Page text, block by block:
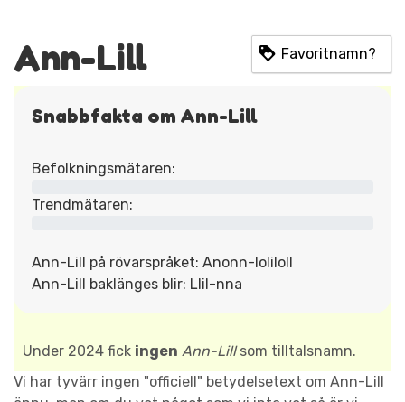
Ann-Lill Favoritnamn?
Snabbfakta om Ann-Lill
Befolkningsmätaren:
Trendmätaren:
Ann-Lill på rövarspråket: Anonn-loliloll
Ann-Lill baklänges blir: Llil-nna
Under 2024 fick ingen Ann-Lillsom tilltalsnamn.
Vi har tyvärr ingen "officiell" betydelsetext om Ann-Lill